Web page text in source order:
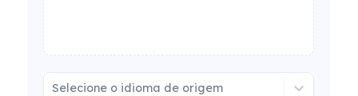
Selecione o idioma de origem